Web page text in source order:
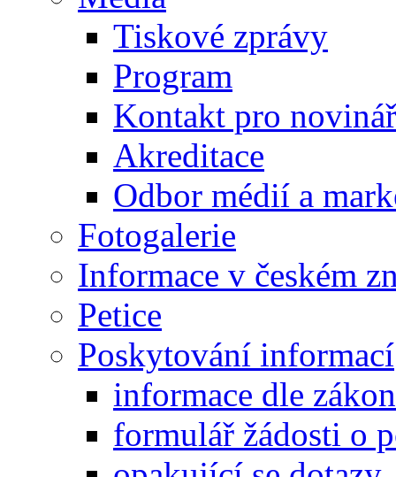
Tiskové zprávy
Program
Kontakt pro
Akreditace
Odbor médií a
Fotogalerie
Informace v českém
Petice
Poskytování informací
informace dle
formulář žádosti o